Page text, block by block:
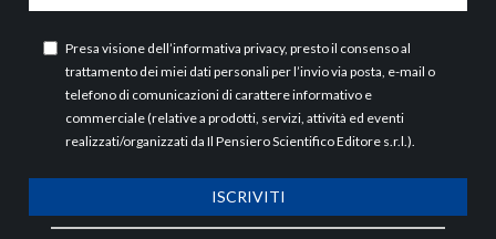
Presa visione dell’informativa privacy, presto il consenso al
trattamento dei miei dati personali per l’invio via posta, e-mail o
telefono di comunicazioni di carattere informativo e
commerciale (relative a prodotti, servizi, attività ed eventi
realizzati/organizzati da Il Pensiero Scientifico Editore s.r.l.).
ISCRIVITI